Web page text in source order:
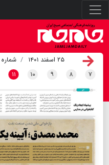
۲۵ اسفند ۱۴۰۱ شماره ۶۴۵۴
۷ ۸ ۹ ۱۰ ۱۱